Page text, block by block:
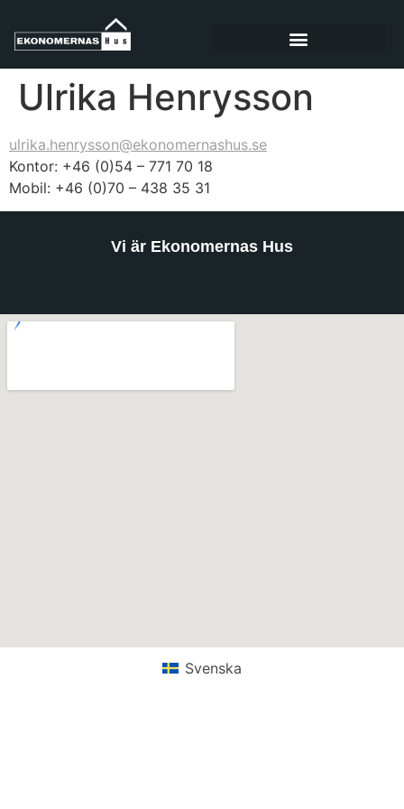
Ulrika Henrysson
ulrika.henrysson@ekonomernashus.se
Kontor: +46 (0)54 – 771 70 18
Mobil: +46 (0)70 – 438 35 31
Vi är Ekonomernas Hus
Svenska